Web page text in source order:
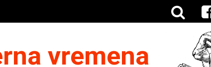
vremena